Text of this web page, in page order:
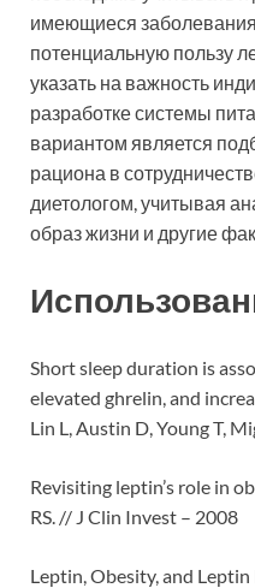
имеющиеся
потенциальную пользу
указать на важность
разработке системы
вариантом является
рациона в
диетологом, учитывая
образ жизни и другие
Short sleep duration is
elevated ghrelin, and
Lin L, Austin D, Young T,
Revisiting leptin’s role in
RS. // J Clin Invest – 2008
Leptin, Obesity, and